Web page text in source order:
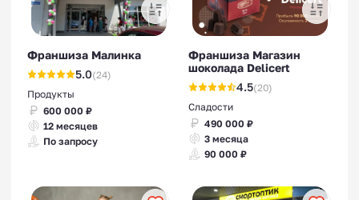
Франшиза Малинка
5.0(24)
Продукты
600 000 ₽
12 месяцев
По запросу
Франшиза Магазин
шоколада Delicert
4.5(20)
Сладости
490 000 ₽
3 месяца
90 000 ₽